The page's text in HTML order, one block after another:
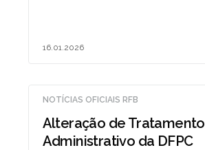
16.01.2026
NOTÍCIAS OFICIAIS RFB
Alteração de Tratamento
Administrativo da DFPC